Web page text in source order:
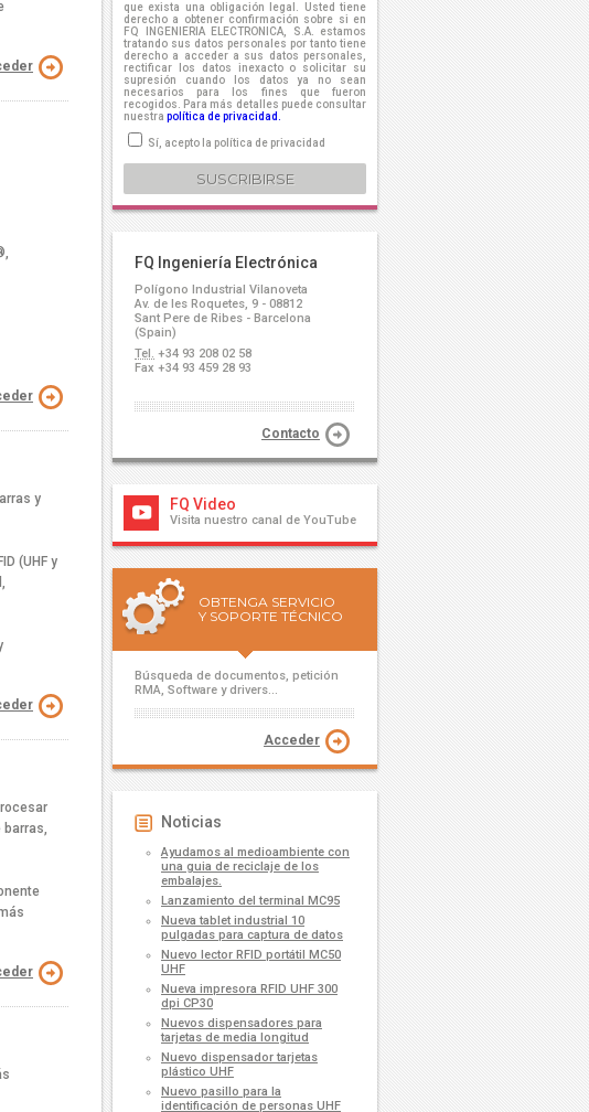
y
(UHF y
que exista una obligación legal. Usted tiene
derecho a obtener confirmación sobre si en
FQ INGENIERIA ELECTRONICA, S.A. estamos
tratando sus datos personales por tanto tiene
derecho a acceder a sus datos personales,
rectificar los datos inexacto o solicitar su
supresión cuando los datos ya no sean
necesarios para los fines que fueron
recogidos. Para más detalles puede consultar
nuestra política de privacidad.
Sí, acepto la política de privacidad
FQ Ingeniería Electrónica
Polígono Industrial Vilanoveta
Av. de les Roquetes, 9 - 08812
Sant Pere de Ribes - Barcelona
(Spain)
Tel. +34 93 208 02 58
Fax +34 93 459 28 93
Contacto
FQ Video
Visita nuestro canal de YouTube
OBTENGA SERVICIO
Y SOPORTE TÉCNICO
Búsqueda de documentos, petición
RMA, Software y drivers...
Acceder
Noticias
Ayudamos al medioambiente con
una guia de reciclaje de los
embalajes.
Lanzamiento del terminal MC95
Nueva tablet industrial 10
pulgadas para captura de datos
Nuevo lector RFID portátil MC50
UHF
Nueva impresora RFID UHF 300
dpi CP30
Nuevos dispensadores para
tarjetas de media longitud
Nuevo dispensador tarjetas
plástico UHF
Nuevo pasillo para la
identificación de personas UHF